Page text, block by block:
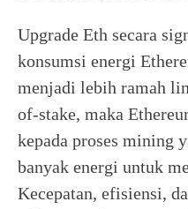
Upgrade Eth secara
konsumsi energi
menjadi lebih ramah
of-stake, maka
kepada proses mining
banyak energi untuk
Kecepatan, efisiensi,